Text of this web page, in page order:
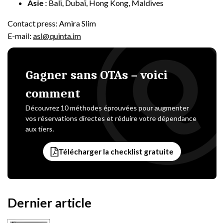
Asie : Bali, Dubaï, Hong Kong, Maldives
Contact press: Amira Slim
E-mail: asl@quinta.im
Gagner sans OTAs – voici
comment
Découvrez 10 méthodes éprouvées pour augmenter
vos réservations directes et réduire votre dépendance
aux tiers.
Télécharger la checklist gratuite
Dernier article